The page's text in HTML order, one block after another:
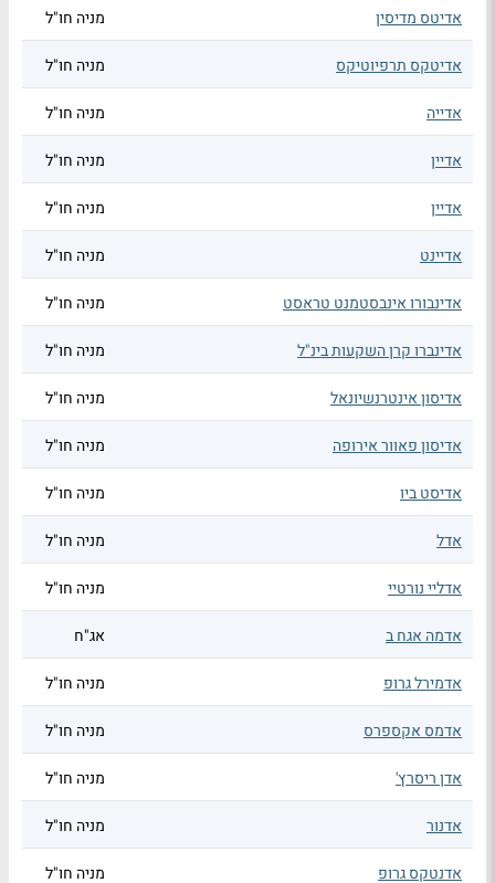
אדיטס מדיסין מניה חו"ל
אדיטקס תרפיוטיקס מניה חו"ל
אדייה מניה חו"ל
אדיין מניה חו"ל
אדיין מניה חו"ל
אדיינט מניה חו"ל
אדינבורו אינבסטמנט טראסט מניה חו"ל
אדינברו קרן השקעות בינ"ל מניה חו"ל
אדיסון אינטרנשיונאל מניה חו"ל
אדיסון פאוור אירופה מניה חו"ל
אדיסט ביו מניה חו"ל
אדל מניה חו"ל
אדליי נורטיי מניה חו"ל
אדמה אגח ב אג"ח
אדמירל גרופ מניה חו"ל
אדמס אקספרס מניה חו"ל
אדן ריסרץ' מניה חו"ל
אדנור מניה חו"ל
אדנטקס גרופ מניה חו"ל